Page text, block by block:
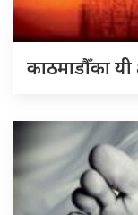
काठमाडौँका यी